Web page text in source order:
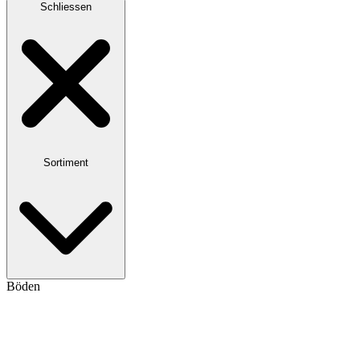
Schliessen
Sortiment
Böden